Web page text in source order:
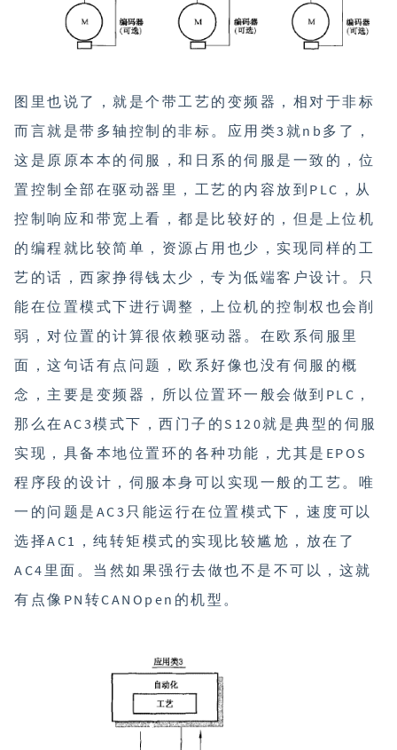
图里也说了，就是个带工艺的变频器，相对于非标
而言就是带多轴控制的非标。应用类3就nb多了，
这是原原本本的伺服，和日系的伺服是一致的，位
置控制全部在驱动器里，工艺的内容放到PLC，从
控制响应和带宽上看，都是比较好的，但是上位机
的编程就比较简单，资源占用也少，实现同样的工
艺的话，西家挣得钱太少，专为低端客户设计。只
能在位置模式下进行调整，上位机的控制权也会削
弱，对位置的计算很依赖驱动器。在欧系伺服里
面，这句话有点问题，欧系好像也没有伺服的概
念，主要是变频器，所以位置环一般会做到PLC，
那么在AC3模式下，西门子的S120就是典型的伺服
实现，具备本地位置环的各种功能，尤其是EPOS
程序段的设计，伺服本身可以实现一般的工艺。唯
一的问题是AC3只能运行在位置模式下，速度可以
选择AC1，纯转矩模式的实现比较尴尬，放在了
AC4里面。当然如果强行去做也不是不可以，这就
有点像PN转CANOpen的机型。